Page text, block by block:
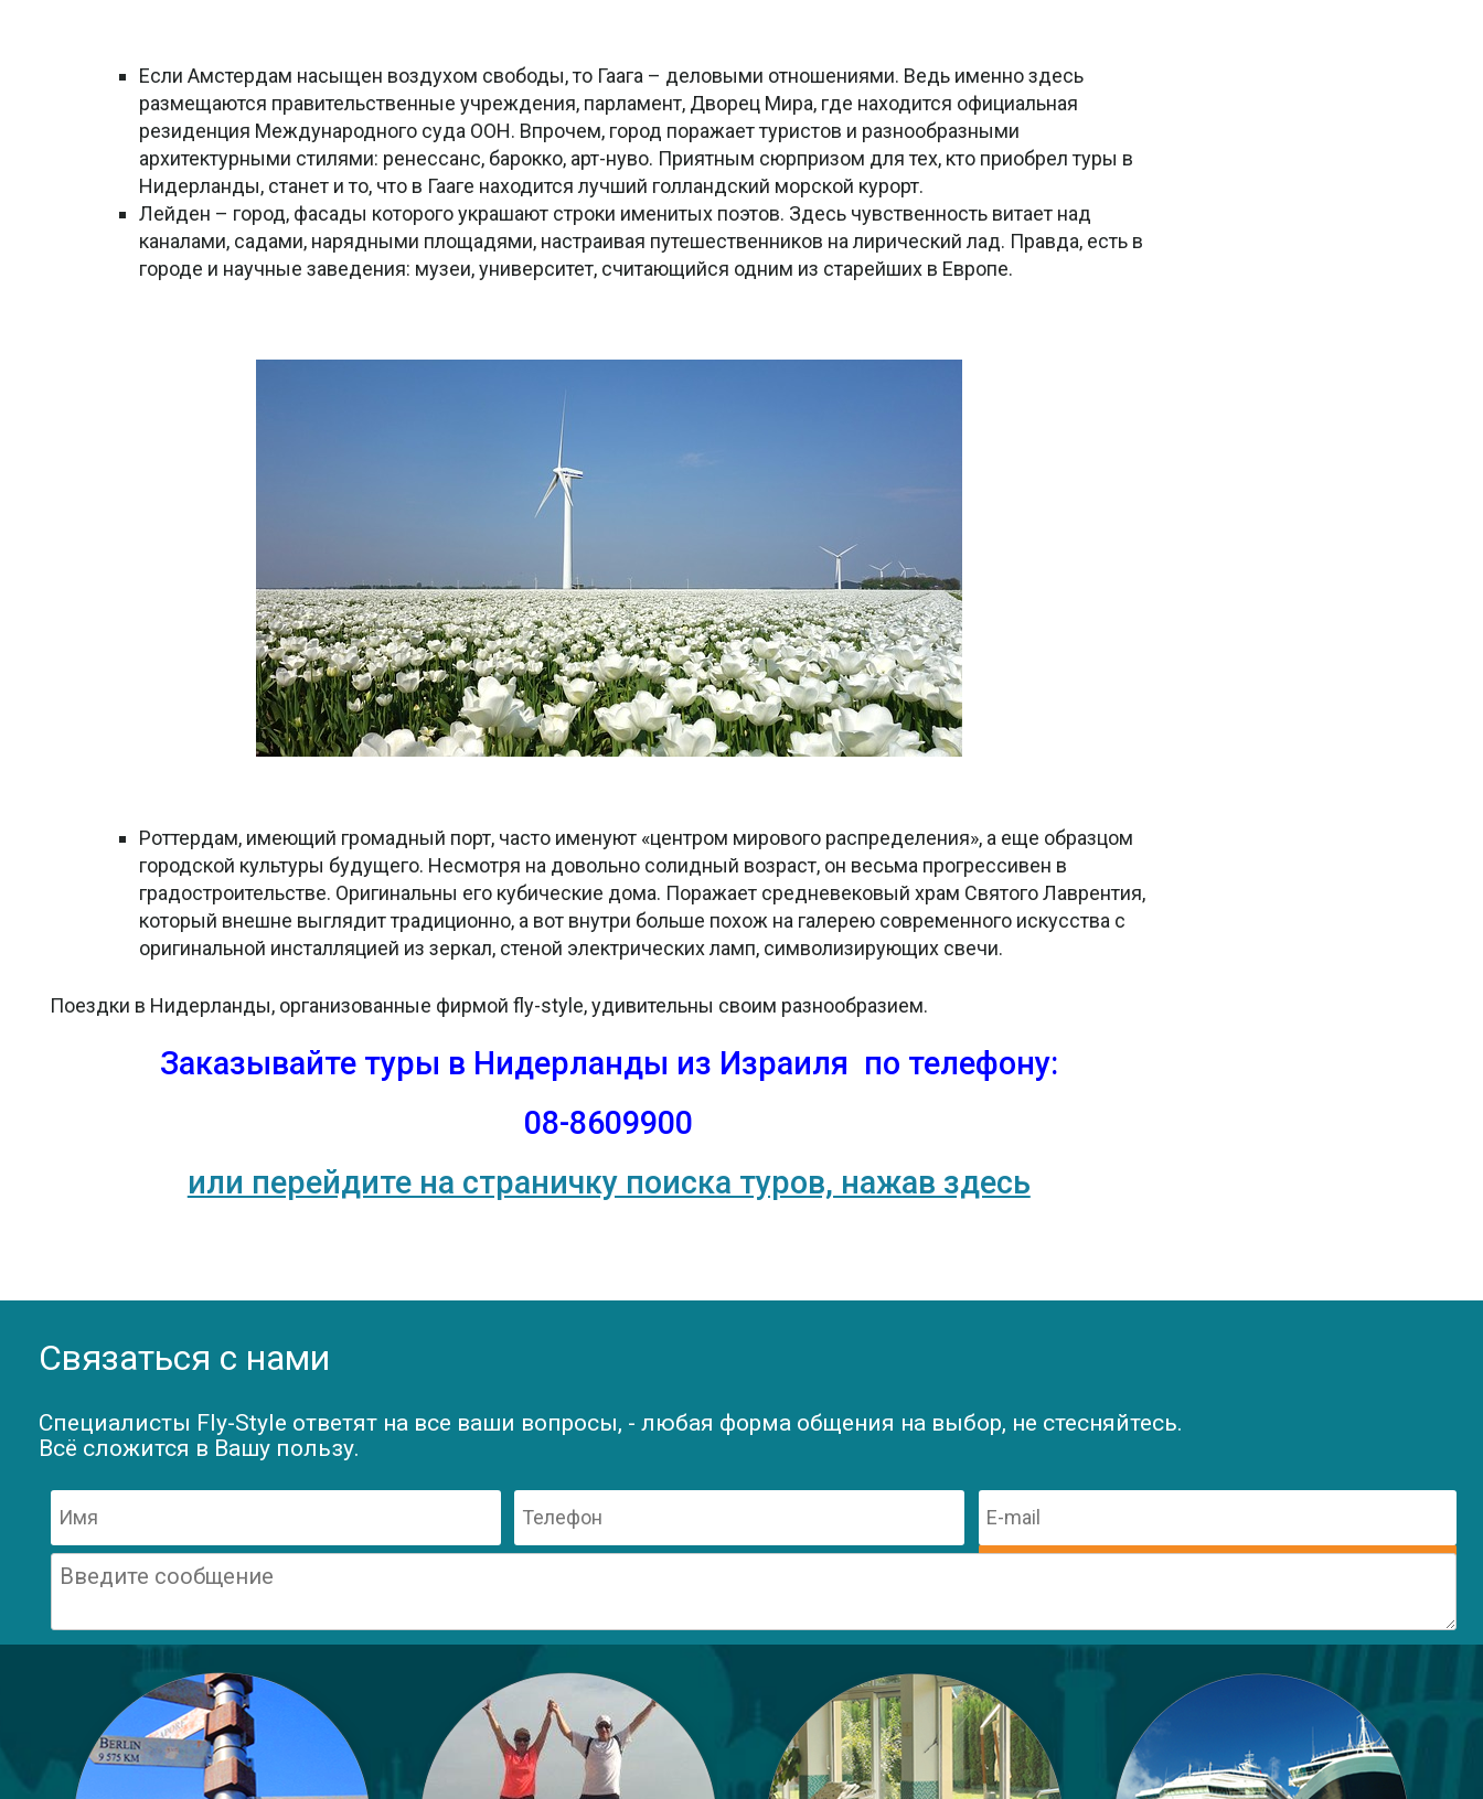
Если Амстердам насыщен воздухом свободы, то Гаага – деловыми отношениями. Ведь именно здесь
размещаются правительственные учреждения, парламент, Дворец Мира, где находится официальная
резиденция Международного суда ООН. Впрочем, город поражает туристов и разнообразными
архитектурными стилями: ренессанс, барокко, арт-нуво. Приятным сюрпризом для тех, кто приобрел туры в
Нидерланды, станет и то, что в Гааге находится лучший голландский морской курорт.
Лейден – город, фасады которого украшают строки именитых поэтов. Здесь чувственность витает над
каналами, садами, нарядными площадями, настраивая путешественников на лирический лад. Правда, есть в
городе и научные заведения: музеи, университет, считающийся одним из старейших в Европе.
Роттердам, имеющий громадный порт, часто именуют «центром мирового распределения», а еще образцом
городской культуры будущего. Несмотря на довольно солидный возраст, он весьма прогрессивен в
градостроительстве. Оригинальны его кубические дома. Поражает средневековый храм Святого Лаврентия,
который внешне выглядит традиционно, а вот внутри больше похож на галерею современного искусства с
оригинальной инсталляцией из зеркал, стеной электрических ламп, символизирующих свечи.
Поездки в Нидерланды, организованные фирмой fly-style, удивительны своим разнообразием.
Заказывайте туры в Нидерланды из Израиля по телефону:
08-8609900
или перейдите на страничку поиска туров, нажав здесь
Связаться с нами
Специалисты Fly-Style ответят на все ваши вопросы, - любая форма общения на выбор, не стесняйтесь.
Всё сложится в Вашу пользу.